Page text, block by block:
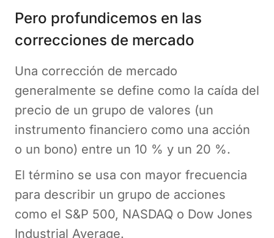
Pero profundicemos en las
correcciones de mercado
Una corrección de mercado
generalmente se define como la caída del
precio de un grupo de valores (un
instrumento financiero como una acción
o un bono) entre un 10 % y un 20 %.
El término se usa con mayor frecuencia
para describir un grupo de acciones
como el S&P 500, NASDAQ o Dow Jones
Industrial Average.